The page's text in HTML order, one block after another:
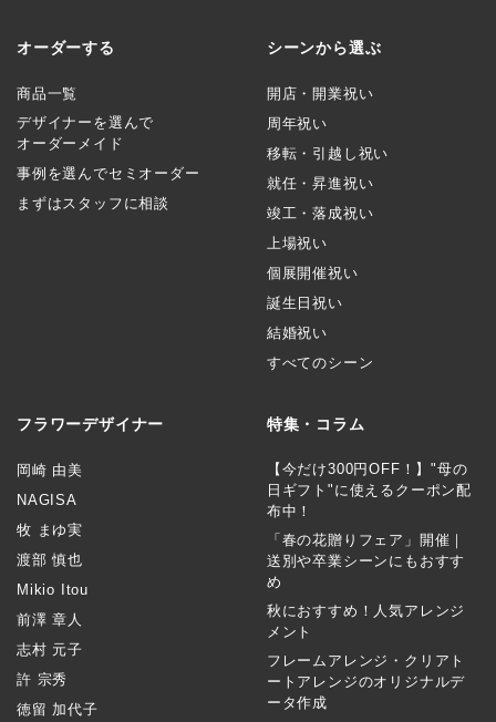
オーダーする
商品一覧
デザイナーを選んで
オーダーメイド
事例を選んでセミオーダー
まずはスタッフに相談
シーンから選ぶ
開店・開業祝い
周年祝い
移転・引越し祝い
就任・昇進祝い
竣工・落成祝い
上場祝い
個展開催祝い
誕生日祝い
結婚祝い
すべてのシーン
フラワーデザイナー
岡崎 由美
NAGISA
牧 まゆ実
渡部 慎也
Mikio Itou
前澤 章人
志村 元子
許 宗秀
徳留 加代子
特集・コラム
【今だけ300円OFF！】"母の
日ギフト"に使えるクーポン配
布中！
「春の花贈りフェア」開催｜
送別や卒業シーンにもおすす
め
秋におすすめ！人気アレンジ
メント
フレームアレンジ・クリアト
ートアレンジのオリジナルデ
ータ作成